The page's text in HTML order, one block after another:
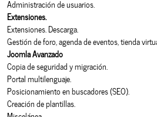
Administración de usuarios.
Extensiones.
Extensiones. Descarga.
Gestión de foro, agenda de eventos, tienda
Joomla Avanzado
Copia de seguridad y migración.
Portal multilenguaje.
Posicionamiento en buscadores (SEO).
Creación de plantillas.